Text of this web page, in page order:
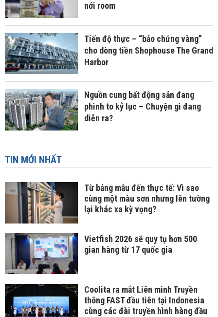
nới room
Tiến độ thực – “bảo chứng vàng”
cho dòng tiền Shophouse The Grand
Harbor
Nguồn cung bất động sản đang
phình to kỷ lục – Chuyện gì đang
diễn ra?
TIN MỚI NHẤT
Từ bảng mẫu đến thực tế: Vì sao
cùng một màu sơn nhưng lên tường
lại khác xa kỳ vọng?
Vietfish 2026 sẽ quy tụ hơn 500
gian hàng từ 17 quốc gia
Coolita ra mắt Liên minh Truyền
thông FAST đầu tiên tại Indonesia
cùng các đài truyền hình hàng đầu